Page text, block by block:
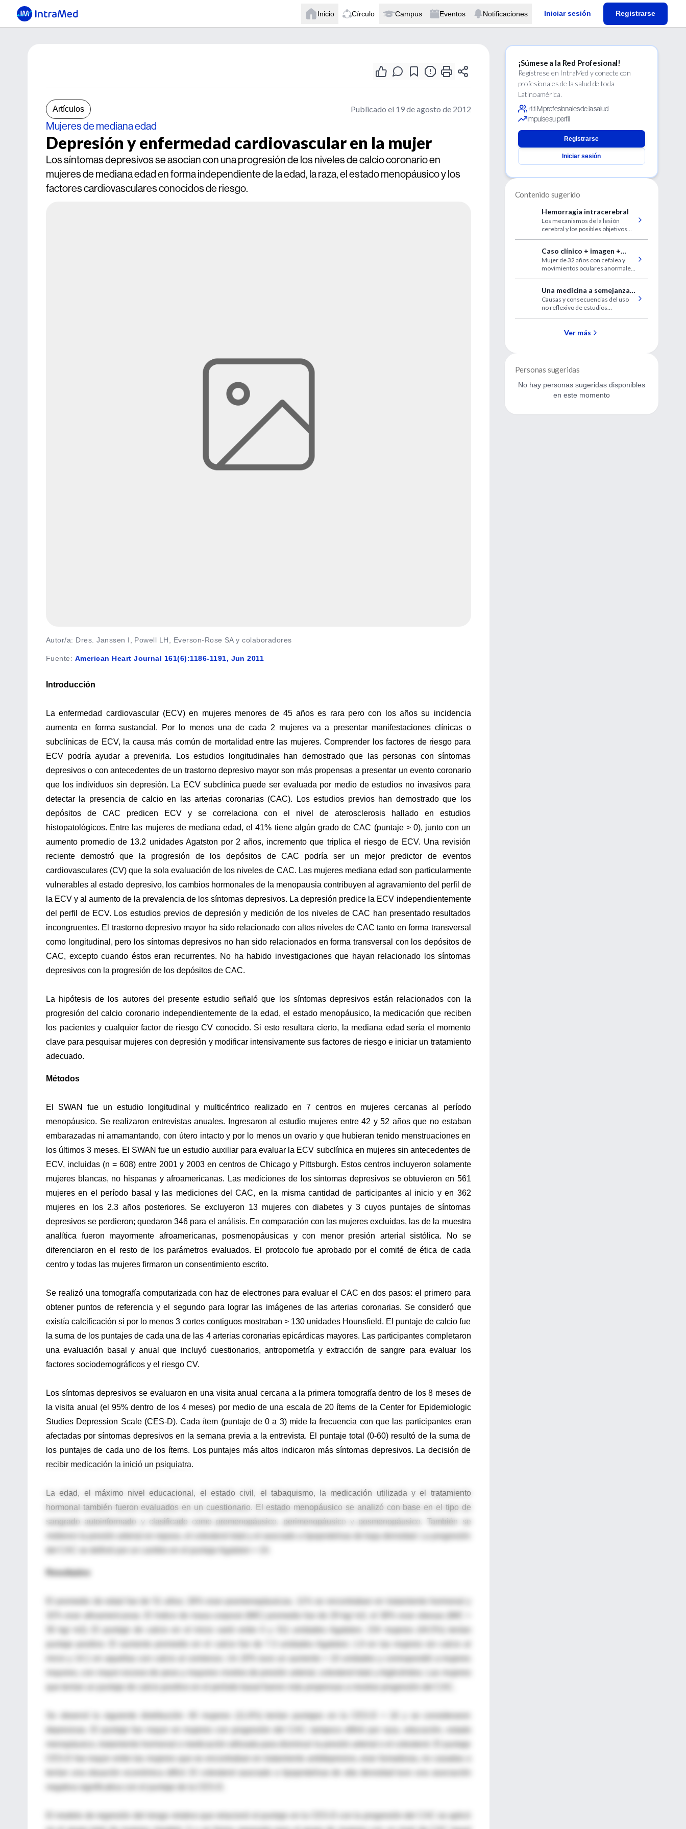
Inicio Círculo Campus Eventos Notificaciones Iniciar sesión Registrarse
Artículos Publicado el 19 de agosto de 2012
Mujeres de mediana edad
Depresión y enfermedad cardiovascular en la mujer
Los síntomas depresivos se asocian con una progresión de los niveles de calcio coronario en
mujeres de mediana edad en forma independiente de la edad, la raza, el estado menopáusico y los
factores cardiovasculares conocidos de riesgo.
Autor/a: Dres. Janssen I, Powell LH, Everson-Rose SA y colaboradores
Fuente: American Heart Journal 161(6):1186-1191, Jun 2011
Introducción
La enfermedad cardiovascular (ECV) en mujeres menores de 45 años es rara pero con los años su incidencia
aumenta en forma sustancial. Por lo menos una de cada 2 mujeres va a presentar manifestaciones clínicas o
subclínicas de ECV, la causa más común de mortalidad entre las mujeres. Comprender los factores de riesgo para
ECV podría ayudar a prevenirla. Los estudios longitudinales han demostrado que las personas con síntomas
depresivos o con antecedentes de un trastorno depresivo mayor son más propensas a presentar un evento coronario
que los individuos sin depresión. La ECV subclínica puede ser evaluada por medio de estudios no invasivos para
detectar la presencia de calcio en las arterias coronarias (CAC). Los estudios previos han demostrado que los
depósitos de CAC predicen ECV y se correlaciona con el nivel de aterosclerosis hallado en estudios
histopatológicos. Entre las mujeres de mediana edad, el 41% tiene algún grado de CAC (puntaje > 0), junto con un
aumento promedio de 13.2 unidades Agatston por 2 años, incremento que triplica el riesgo de ECV. Una revisión
reciente demostró que la progresión de los depósitos de CAC podría ser un mejor predictor de eventos
cardiovasculares (CV) que la sola evaluación de los niveles de CAC. Las mujeres mediana edad son particularmente
vulnerables al estado depresivo, los cambios hormonales de la menopausia contribuyen al agravamiento del perfil de
la ECV y al aumento de la prevalencia de los síntomas depresivos. La depresión predice la ECV independientemente
del perfil de ECV. Los estudios previos de depresión y medición de los niveles de CAC han presentado resultados
incongruentes. El trastorno depresivo mayor ha sido relacionado con altos niveles de CAC tanto en forma transversal
como longitudinal, pero los síntomas depresivos no han sido relacionados en forma transversal con los depósitos de
CAC, excepto cuando éstos eran recurrentes. No ha habido investigaciones que hayan relacionado los síntomas
depresivos con la progresión de los depósitos de CAC.
La hipótesis de los autores del presente estudio señaló que los síntomas depresivos están relacionados con la
progresión del calcio coronario independientemente de la edad, el estado menopáusico, la medicación que reciben
los pacientes y cualquier factor de riesgo CV conocido. Si esto resultara cierto, la mediana edad sería el momento
clave para pesquisar mujeres con depresión y modificar intensivamente sus factores de riesgo e iniciar un tratamiento
adecuado.
Métodos
El SWAN fue un estudio longitudinal y multicéntrico realizado en 7 centros en mujeres cercanas al período
menopáusico. Se realizaron entrevistas anuales. Ingresaron al estudio mujeres entre 42 y 52 años que no estaban
embarazadas ni amamantando, con útero intacto y por lo menos un ovario y que hubieran tenido menstruaciones en
los últimos 3 meses. El SWAN fue un estudio auxiliar para evaluar la ECV subclínica en mujeres sin antecedentes de
ECV, incluidas (n = 608) entre 2001 y 2003 en centros de Chicago y Pittsburgh. Estos centros incluyeron solamente
mujeres blancas, no hispanas y afroamericanas. Las mediciones de los síntomas depresivos se obtuvieron en 561
mujeres en el período basal y las mediciones del CAC, en la misma cantidad de participantes al inicio y en 362
mujeres en los 2.3 años posteriores. Se excluyeron 13 mujeres con diabetes y 3 cuyos puntajes de síntomas
depresivos se perdieron; quedaron 346 para el análisis. En comparación con las mujeres excluidas, las de la muestra
analítica fueron mayormente afroamericanas, posmenopáusicas y con menor presión arterial sistólica. No se
diferenciaron en el resto de los parámetros evaluados. El protocolo fue aprobado por el comité de ética de cada
centro y todas las mujeres firmaron un consentimiento escrito.
Se realizó una tomografía computarizada con haz de electrones para evaluar el CAC en dos pasos: el primero para
obtener puntos de referencia y el segundo para lograr las imágenes de las arterias coronarias. Se consideró que
existía calcificación si por lo menos 3 cortes contiguos mostraban > 130 unidades Hounsfield. El puntaje de calcio fue
la suma de los puntajes de cada una de las 4 arterias coronarias epicárdicas mayores. Las participantes completaron
una evaluación basal y anual que incluyó cuestionarios, antropometría y extracción de sangre para evaluar los
factores sociodemográficos y el riesgo CV.
Los síntomas depresivos se evaluaron en una visita anual cercana a la primera tomografía dentro de los 8 meses de
la visita anual (el 95% dentro de los 4 meses) por medio de una escala de 20 ítems de la Center for Epidemiologic
Studies Depression Scale (CES-D). Cada ítem (puntaje de 0 a 3) mide la frecuencia con que las participantes eran
afectadas por síntomas depresivos en la semana previa a la entrevista. El puntaje total (0-60) resultó de la suma de
los puntajes de cada uno de los ítems. Los puntajes más altos indicaron más síntomas depresivos. La decisión de
recibir medicación la inició un psiquiatra.
La edad, el máximo nivel educacional, el estado civil, el tabaquismo, la medicación utilizada y el tratamiento
hormonal también fueron evaluados en un cuestionario. El estado menopáusico se analizó con base en el tipo de
sangrado autoinformado y clasificado como premenopáusico, perimenopáusico y posmenopáusico. También se
midieron la presión arterial en reposo, el colesterol total y el asociado a lipoproteínas de baja densidad. La progresión
del CAC se definió por un cambio en el puntaje Agatston > 10.
Resultados
32% eran afroamericanas. El índice de masa corporal (IMC) promedio fue de 29 kg/ m2, el 38% eran obesas (IMC >
30 kg/ m2). El puntaje de calcio en el inicio varió entre 0 y 311 unidades Agatston; 154 mujeres (44.5%) tenían
puntaje positivo. El aumento promedio en el calcio fue de 7.3 unidades Agatston; 1.9 en las mujeres sin calcio al
inicio y 14.1 en aquellas con calcio al comienzo. Un 20% tuvo un aumento > 10 unidades y correspondió a mujeres
mayores, con mayor exceso de peso y mayores niveles de presión arterial, colesterol total y triglicéridos. Las mujeres
que tenían un puntaje de calcio positivo en el período basal fueron más propensas a mostrar progresión del CAC.
Se observó la siguiente distribución: 40 mujeres (11.6%) tenían puntajes en la CES-D > 16 y se consideraron
depresivas. El puntaje fue mayor en mujeres con progresión del CAC; tampoco difirió por raza, educación, estado
menopáusico, tratamiento hormonal o medicación utilizada para disminuir la presión arterial o el colesterol. El puntaje
CES-D fue mayor entre las mujeres que se encontraban en tratamiento antidepresivo, eran fumadoras, no casadas o
negativa significativa con el puntaje de la CES-D.
El modelo de regresión del riesgo relativo que relacionó el puntaje en la CES-D con la progresión del CAC se aplicó
¡Súmese a la Red Profesional!
Regístrese en IntraMed y conecte con
profesionales de la salud de toda
Latinoamérica.
+1.1 M profesionales de la salud
Impulse su perfil
Registrarse
Iniciar sesión
Contenido sugerido
Hemorragia intracerebral
Los mecanismos de la lesión
cerebral y los posibles objetivos
clínica.
Caso clínico + imagen +
revisión temática
Mujer de 32 años con cefalea y
movimientos oculares anormales.
completa revisión temática de la
patología.
Una medicina a semejanza
de la imagen
Causas y consecuencias del uso
no reflexivo de estudios
Ver más
Personas sugeridas
No hay personas sugeridas disponibles
en este momento